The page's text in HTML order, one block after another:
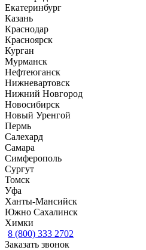
Екатеринбург
Казань
Краснодар
Красноярск
Курган
Мурманск
Нефтеюганск
Нижневартовск
Нижний Новгород
Новосибирск
Новый Уренгой
Пермь
Салехард
Самара
Симферополь
Сургут
Томск
Уфа
Ханты-Мансийск
Южно Сахалинск
Химки
8 (800) 333 2702
Заказать звонок